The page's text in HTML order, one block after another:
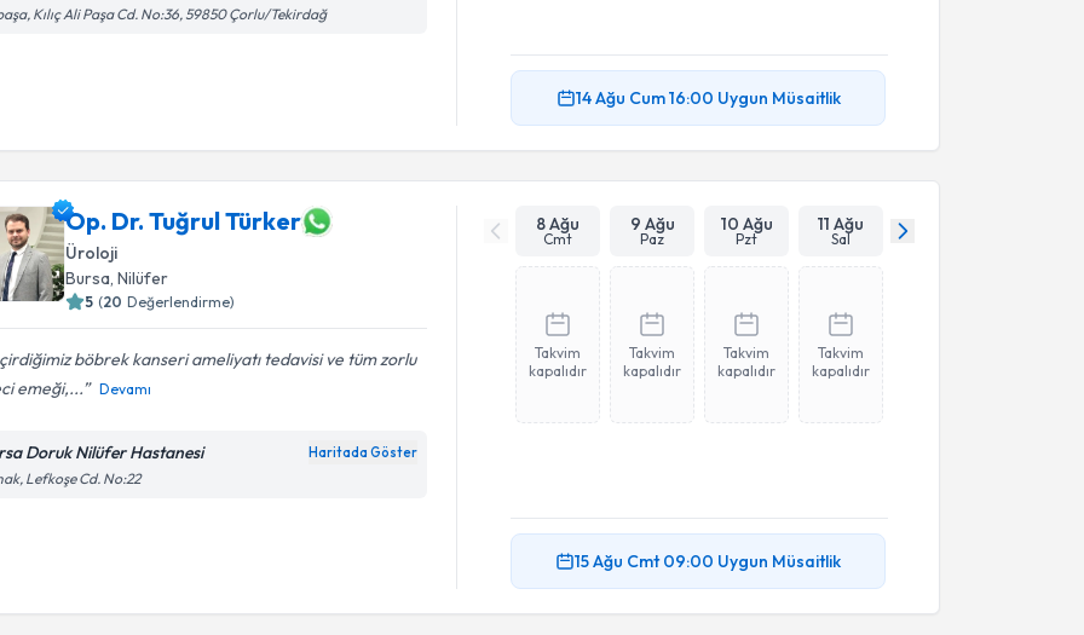
Kılıç Ali Paşa Cd. No:36, 59850 Çorlu/Tekirdağ
14 Ağu Cum16:00 Uygun Müsaitlik
Op. Dr. Tuğrul Türker
Üroloji
Bursa , Nilüfer
5 (20 Değerlendirme)
böbrek kanseri ameliyatı tedavisi ve tüm zorlu
emeği,...
Devamı
Doruk Nilüfer Hastanesi Haritada Göster
Lefkoşe Cd. No:22
8 Ağu
Cmt
9 Ağu
Paz
10 Ağu
Pzt
11 Ağu
Sal
Takvim
kapalıdır
Takvim
kapalıdır
Takvim
kapalıdır
Takvim
kapalıdır
15 Ağu Cmt 09:00 Uygun Müsaitlik